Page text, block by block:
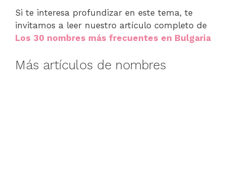
Si te interesa profundizar en este tema, te
invitamos a leer nuestro artículo completo de
Los 30 nombres más frecuentes en Bulgaria
Más artículos de nombres